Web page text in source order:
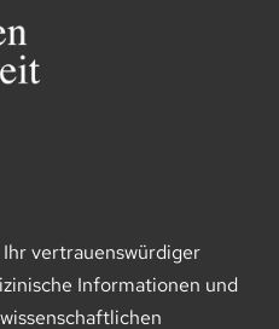
vertrauenswürdiger
Informationen und